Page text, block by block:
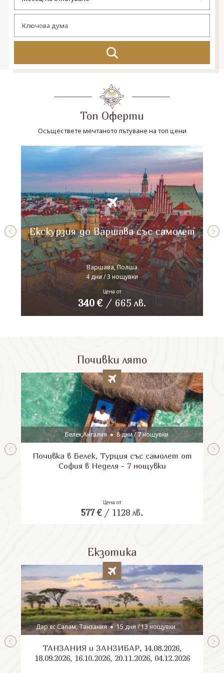
Топ Оферти
Осъществете мечтаното пътуване на топ цени
Екскурзия до Варшава със самолет
Варшава, Полша
4 дни / 3 нощувки
Цена от
340 € / 665 лв.
Почивки лято
Белек,Анталия 8 дни / 7 нощувки
Почивка в Белек, Турция със самолет от
София в Неделя - 7 нощувки
Цена от
577 €/ 1128 лв.
Екзотика
Дар ес Салам, Танзания 15 дни / 13 нощувки
ТАНЗАНИЯ и ЗАНЗИБАР, 14.08.2026,
18.09.2026, 16.10.2026, 20.11.2026, 04.12.2026